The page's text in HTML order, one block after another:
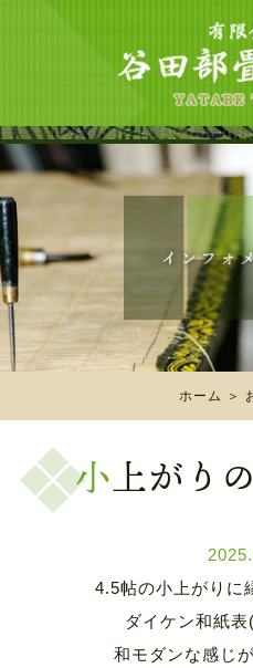
ホーム ＞
小上がり
4.5帖の小上がりに
ダイケン和紙
和モダンな感じ